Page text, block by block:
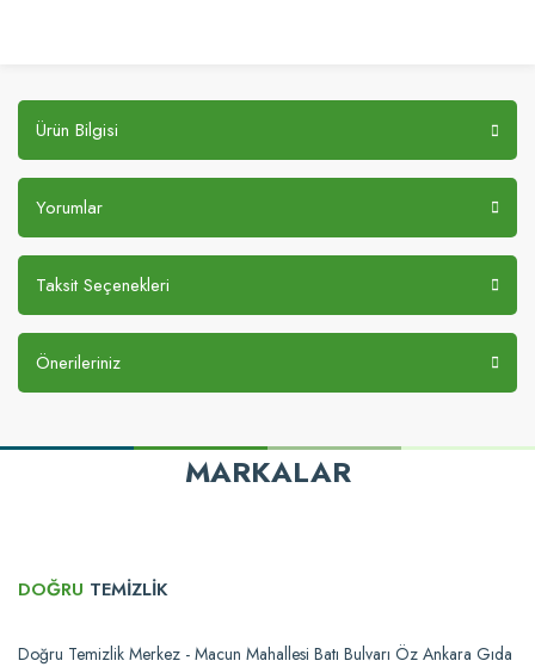
Ürün Bilgisi
Yorumlar
Taksit Seçenekleri
Önerileriniz
MARKALAR
DOĞRU TEMİZLİK
Doğru Temizlik Merkez - Macun Mahallesi Batı Bulvarı Öz Ankara Gıda